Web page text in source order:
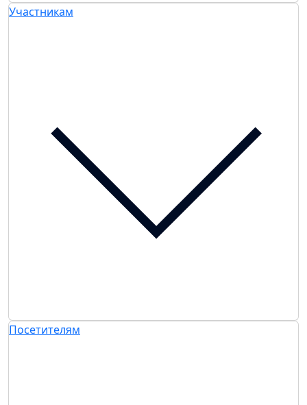
Участникам
Посетителям